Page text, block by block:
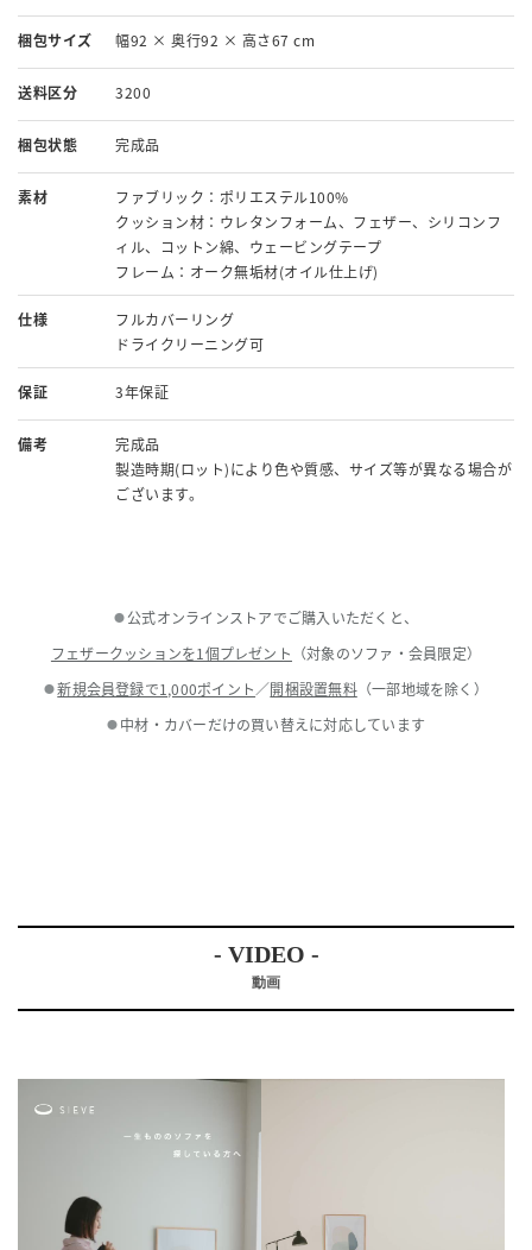
梱包サイズ 幅92 × 奥行92 × 高さ67 cm
送料区分 3200
梱包状態 完成品
素材
ファブリック：ポリエステル100%
クッション材：ウレタンフォーム、フェザー、シリコンフ
ィル、コットン綿、ウェービングテープ
フレーム：オーク無垢材(オイル仕上げ)
仕様
フルカバーリング
ドライクリーニング可
保証 3年保証
備考
完成品
製造時期(ロット)により色や質感、サイズ等が異なる場合が
ございます。
● 公式オンラインストアでご購入いただくと、
フェザークッションを1個プレゼント （対象のソファ・会員限定）
●新規会員登録で1,000ポイント／開梱設置無料（一部地域を除く）
● 中材・カバーだけの買い替えに対応しています
- VIDEO -
動画